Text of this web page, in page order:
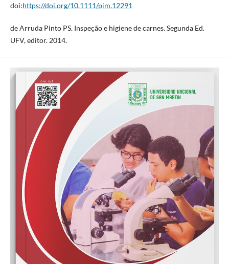
doi:https://doi.org/10.1111/pim.12291
de Arruda Pinto PS. Inspeção e higiene de carnes. Segunda Ed.
UFV, editor. 2014.